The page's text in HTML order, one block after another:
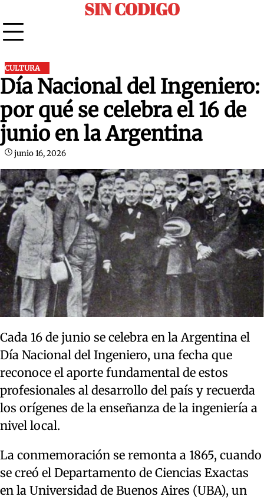
to
content
SIN CODIGO
CULTURA
Día Nacional del Ingeniero:
por qué se celebra el 16 de
junio en la Argentina
junio 16, 2026
Cada 16 de junio se celebra en la Argentina el
Día Nacional del Ingeniero, una fecha que
reconoce el aporte fundamental de estos
profesionales al desarrollo del país y recuerda
los orígenes de la enseñanza de la ingeniería a
nivel local.
La conmemoración se remonta a 1865, cuando
se creó el Departamento de Ciencias Exactas
en la Universidad de Buenos Aires (UBA), un